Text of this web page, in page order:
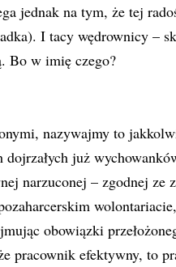
jednak na tym, że tej
I tacy wędrownicy –
Bo w imię czego?
nazywajmy to
dojrzałych już
narzuconej – zgodnej
obowiązki
pracownik efektywny, to